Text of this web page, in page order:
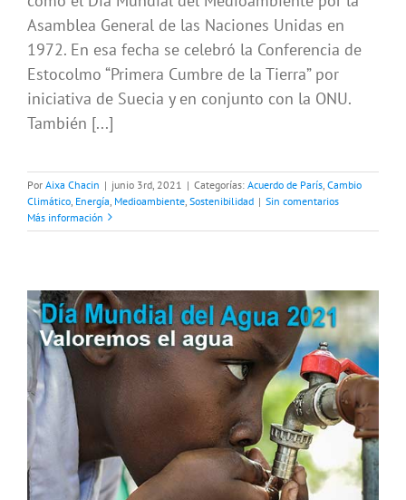
Asamblea General de las Naciones Unidas en
1972. En esa fecha se celebró la Conferencia de
Estocolmo “Primera Cumbre de la Tierra” por
iniciativa de Suecia y en conjunto con la ONU.
También [...]
Por Aixa Chacin | junio 3rd, 2021 | Categorías: Acuerdo de París Cambio
Climático Energía Medioambiente Sostenibilidad | Sin comentarios
Más información